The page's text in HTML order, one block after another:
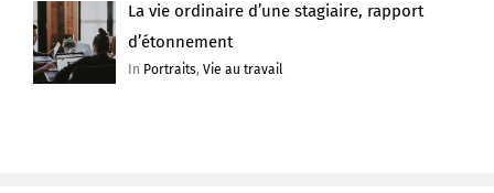
La vie ordinaire d’une stagiaire, rapport
d’étonnement
In Portraits,Vie au travail